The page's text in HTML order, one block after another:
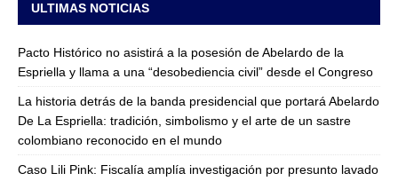
ULTIMAS NOTICIAS
Pacto Histórico no asistirá a la posesión de Abelardo de la
Espriella y llama a una “desobediencia civil” desde el Congreso
La historia detrás de la banda presidencial que portará Abelardo
De La Espriella: tradición, simbolismo y el arte de un sastre
colombiano reconocido en el mundo
Caso Lili Pink: Fiscalía amplía investigación por presunto lavado